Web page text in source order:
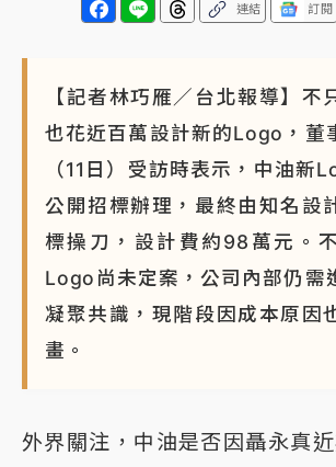
標？ 鴻海本週法說法人關注的四大重
盟 兩大愛徒向他致
連結 訂閱
【記者林巧雁／台北報導】不
也花近百萬設計新的Logo，董
（11日）受訪時表示，中油新
公開招標辦理，最終由知名設
標操刀，設計費約98萬元。
Logo尚未定案，公司內部仍需
凝聚共識，現階段因成本原因
畫。
外界關注，中油是否因聶永真近